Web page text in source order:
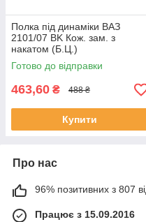
Полка під динаміки ВАЗ
2101/07 BK Кож. зам. з
накатом (Б.Ц.)
Готово до відправки
463,60 ₴ 488 ₴
Купити
Про нас
96% позитивних з 807
Працює з 15.09.2016